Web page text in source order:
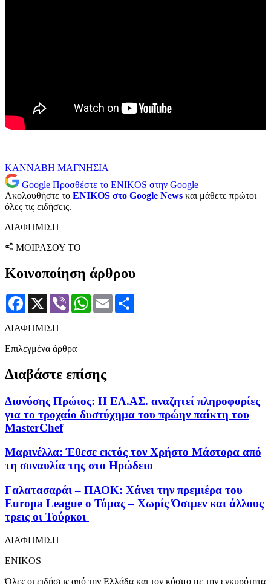
ΚΑΝΝΑΒΗ ΜΑΓΝΗΣΙΑ
Google Προσθέστε το ENIKOS στην Google
Ακολουθήστε το ENIKOS στο Google News και μάθετε πρώτοι
όλες τις ειδήσεις.
ΔΙΑΦΗΜΙΣΗ
ΜΟΙΡΑΣΟΥ ΤΟ
Κοινοποίηση άρθρου
Facebook
X Viber WhatsApp
Email
ΔΙΑΦΗΜΙΣΗ
Επιλεγμένα άρθρα
Διαβάστε επίσης
Διονύσης Πρώιος: Η ΕΛ.ΑΣ. αναζητεί πληροφορίες
για το τροχαίο δυστύχημα του πρώην παίκτη του
MasterChef
Μαρινέλλα: Έθεσε εκτός τον Χρήστο Μάστορα από
τη συναυλία της στο Ηρώδειο
Γαλατασαράι – ΠΑΟΚ: Χάνει την πρεμιέρα του
Europa League o Τόμας – Χωρίς Όσιμεν και άλλους
τρεις οι Τούρκοι
ΔΙΑΦΗΜΙΣΗ
ENIKOS
Όλες οι ειδήσεις από την Ελλάδα και τον κόσμο με την εγκυρότητα